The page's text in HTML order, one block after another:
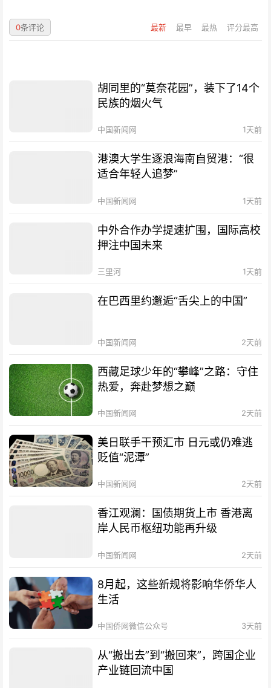
最新 最早 最热 评分最高
0条评论
胡同里的“莫奈花园”，装下了14个
民族的烟火气
中国新闻网 1天前
港澳大学生逐浪海南自贸港：“很
适合年轻人追梦”
中国新闻网 1天前
中外合作办学提速扩围，国际高校
押注中国未来
三里河 1天前
在巴西里约邂逅“舌尖上的中国”
中国新闻网 2天前
西藏足球少年的“攀峰”之路：守住
热爱，奔赴梦想之巅
中国新闻网 2天前
美日联手干预汇市 日元或仍难逃
贬值“泥潭”
中国新闻网 2天前
香江观澜：国债期货上市 香港离
岸人民币枢纽功能再升级
中国新闻网 2天前
8月起，这些新规将影响华侨华人
生活
中国侨网微信公众号 3天前
从“搬出去”到“搬回来”，跨国企业
产业链回流中国